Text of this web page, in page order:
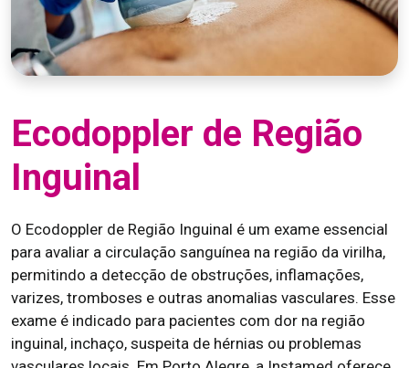
Ecodoppler de Região
Inguinal
O Ecodoppler de Região Inguinal é um exame essencial
para avaliar a circulação sanguínea na região da virilha,
permitindo a detecção de obstruções, inflamações,
varizes, tromboses e outras anomalias vasculares. Esse
exame é indicado para pacientes com dor na região
inguinal, inchaço, suspeita de hérnias ou problemas